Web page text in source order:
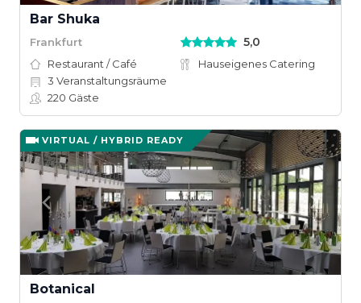
Bar Shuka
Frankfurt 5,0
Restaurant / Café
Hauseigenes Catering
3 Veranstaltungsräume
220 Gäste
VIRTUAL / HYBRID READY
Botanical